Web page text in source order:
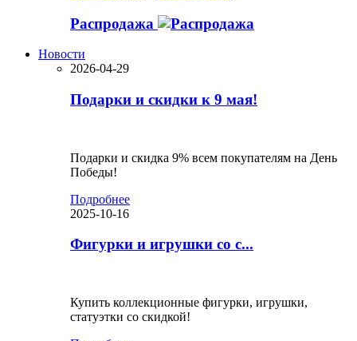
Распродажа
Новости
2026-04-29
Подарки и скидки к 9 мая!
Подарки и скидка 9% всем покупателям на День
Победы!
Подробнее
2025-10-16
Фигурки и игрушки со с...
Купить коллекционные фигурки, игрушки,
статуэтки со скидкой!